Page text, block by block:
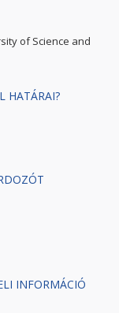
of Science and
HATÁRAI?
INFORMÁCIÓ